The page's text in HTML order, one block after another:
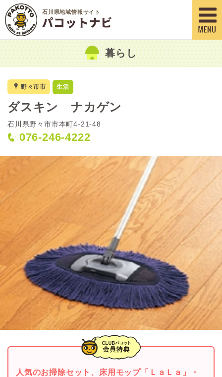
石川県地域情報サイト
暮らし
x 野々市市 生活
ダスキン ナカゲン
石川県野々市市本町4-21-48
< 076-246-4222
人気のお掃除セット、床用モップ「ＬａＬａ」・